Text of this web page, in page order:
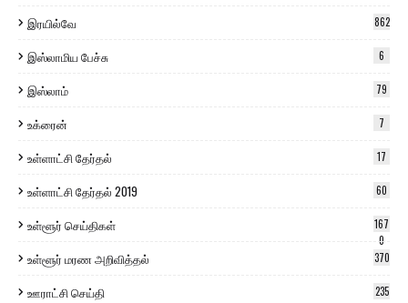
இரயில்வே 862
இஸ்லாமிய பேச்சு 6
இஸ்லாம் 79
உக்ரைன் 7
உள்ளாட்சி தேர்தல் 17
உள்ளாட்சி தேர்தல் 2019 60
உள்ளூர் செய்திகள்
167
0
உள்ளூர் மரண அறிவித்தல் 370
ஊராட்சி செய்தி 235